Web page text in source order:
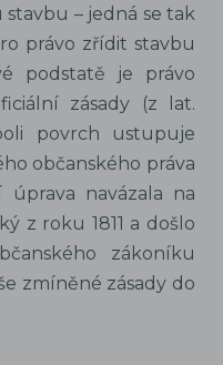
– jedná se tak
právo zřídit stavbu
podstatě je právo
zásady (z lat.
povrch ustupuje
občanského práva
úprava navázala na
z roku 1811 a došlo
zákoníku
zmíněné zásady do